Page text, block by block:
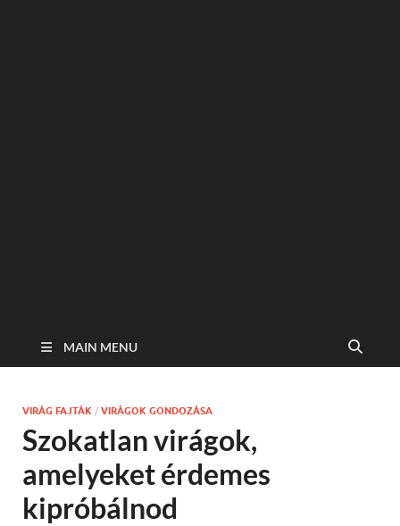
MAIN MENU
VIRÁG FAJTÁK / VIRÁGOK GONDOZÁSA
Szokatlan virágok,
amelyeket érdemes
kipróbálnod